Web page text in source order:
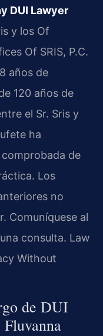
DUI Lawyer
y los Of
Of SRIS, P.C.
años de
120 años de
el Sr. Sris y
ha
de
Los
no
Comuníquese al
consulta. Law
Without
de DUI